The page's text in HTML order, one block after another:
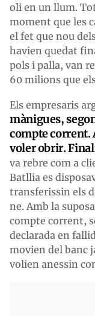
oli en un llum.
moment que les
el fet que nou
havien quedat
pols i palla, van
60 milions que
Els empresaris
mànigues,
compte corrent.
voler obrir.
va rebre com a
Batllia es
transferissin els
ne. Amb la
compte corrent,
declarada en
movien del banc
volien anessin